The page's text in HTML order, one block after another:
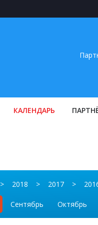
КАЛЕНДАРЬ
> 2018 > 2017 >
Сентябрь Октябрь